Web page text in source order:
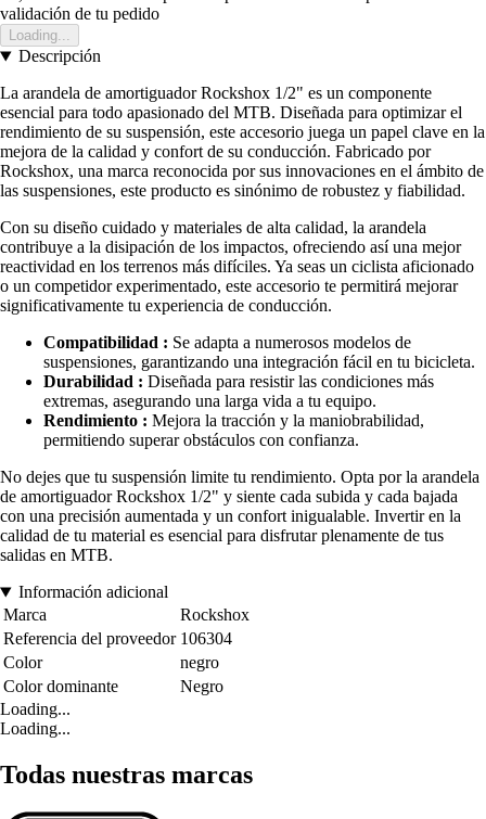
validación de tu pedido
Loading...
Descripción
La arandela de amortiguador Rockshox 1/2" es un componente
esencial para todo apasionado del MTB. Diseñada para optimizar el
rendimiento de su suspensión, este accesorio juega un papel clave en la
mejora de la calidad y confort de su conducción. Fabricado por
Rockshox, una marca reconocida por sus innovaciones en el ámbito de
las suspensiones, este producto es sinónimo de robustez y fiabilidad.
Con su diseño cuidado y materiales de alta calidad, la arandela
contribuye a la disipación de los impactos, ofreciendo así una mejor
reactividad en los terrenos más difíciles. Ya seas un ciclista aficionado
o un competidor experimentado, este accesorio te permitirá mejorar
significativamente tu experiencia de conducción.
Compatibilidad : Se adapta a numerosos modelos de
suspensiones, garantizando una integración fácil en tu bicicleta.
Durabilidad : Diseñada para resistir las condiciones más
extremas, asegurando una larga vida a tu equipo.
Rendimiento : Mejora la tracción y la maniobrabilidad,
permitiendo superar obstáculos con confianza.
No dejes que tu suspensión limite tu rendimiento. Opta por la arandela
de amortiguador Rockshox 1/2" y siente cada subida y cada bajada
con una precisión aumentada y un confort inigualable. Invertir en la
calidad de tu material es esencial para disfrutar plenamente de tus
salidas en MTB.
Información adicional
Marca
Rockshox
Referencia del proveedor 106304
Color
negro
Color dominante
Negro
Loading...
Loading...
Todas nuestras marcas